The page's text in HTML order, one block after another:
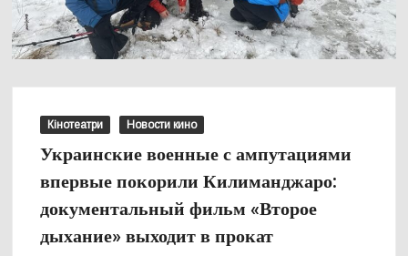
Кінотеатри Новости кино
Украинские военные с ампутациями
впервые покорили Килиманджаро:
документальный фильм «Второе
дыхание» выходит в прокат